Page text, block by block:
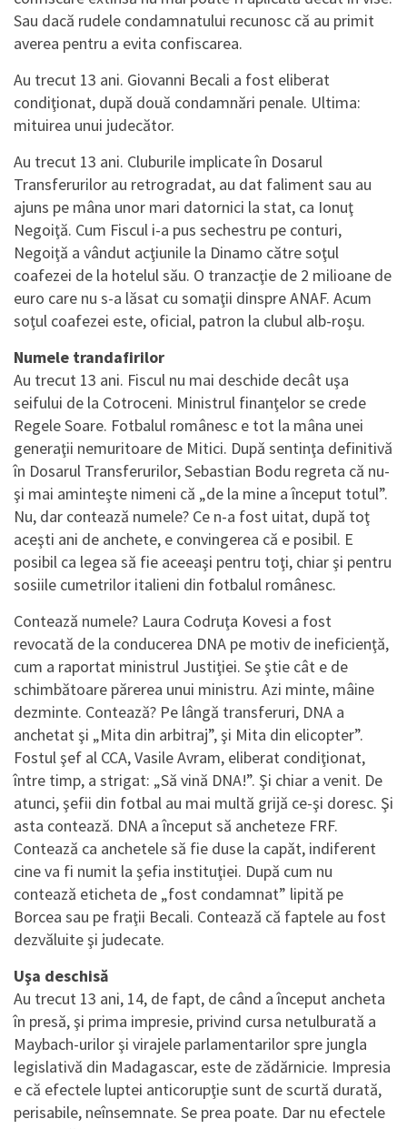
Sau dacă rudele condamnatului recunosc că au primit
averea pentru a evita confiscarea.
Au trecut 13 ani. Giovanni Becali a fost eliberat
condiţionat, după două condamnări penale. Ultima:
mituirea unui judecător.
Au trecut 13 ani. Cluburile implicate în Dosarul
Transferurilor au retrogradat, au dat faliment sau au
ajuns pe mâna unor mari datornici la stat, ca Ionuţ
Negoiţă. Cum Fiscul i-a pus sechestru pe conturi,
Negoiţă a vândut acţiunile la Dinamo către soţul
coafezei de la hotelul său. O tranzacţie de 2 milioane de
euro care nu s-a lăsat cu somaţii dinspre ANAF. Acum
soţul coafezei este, oficial, patron la clubul alb-roşu.
Numele trandafirilor
Au trecut 13 ani. Fiscul nu mai deschide decât uşa
seifului de la Cotroceni. Ministrul finanţelor se crede
Regele Soare. Fotbalul românesc e tot la mâna unei
generaţii nemuritoare de Mitici. După sentinţa definitivă
în Dosarul Transferurilor, Sebastian Bodu regreta că nu-
şi mai aminteşte nimeni că „de la mine a început totul”.
Nu, dar contează numele? Ce n-a fost uitat, după toţ
aceşti ani de anchete, e convingerea că e posibil. E
posibil ca legea să fie aceeaşi pentru toţi, chiar şi pentru
sosiile cumetrilor italieni din fotbalul românesc.
Contează numele? Laura Codruţa Kovesi a fost
revocată de la conducerea DNA pe motiv de ineficienţă,
cum a raportat ministrul Justiţiei. Se ştie cât e de
schimbătoare părerea unui ministru. Azi minte, mâine
dezminte. Contează? Pe lângă transferuri, DNA a
anchetat şi „Mita din arbitraj”, şi Mita din elicopter”.
Fostul şef al CCA, Vasile Avram, eliberat condiţionat,
între timp, a strigat: „Să vină DNA!”. Şi chiar a venit. De
atunci, şefii din fotbal au mai multă grijă ce-şi doresc. Şi
asta contează. DNA a început să ancheteze FRF.
Contează ca anchetele să fie duse la capăt, indiferent
cine va fi numit la şefia instituţiei. După cum nu
contează eticheta de „fost condamnat” lipită pe
Borcea sau pe fraţii Becali. Contează că faptele au fost
dezvăluite şi judecate.
Uşa deschisă
Au trecut 13 ani, 14, de fapt, de când a început ancheta
în presă, şi prima impresie, privind cursa netulburată a
Maybach-urilor şi virajele parlamentarilor spre jungla
legislativă din Madagascar, este de zădărnicie. Impresia
e că efectele luptei anticorupţie sunt de scurtă durată,
perisabile, neînsemnate. Se prea poate. Dar nu efectele